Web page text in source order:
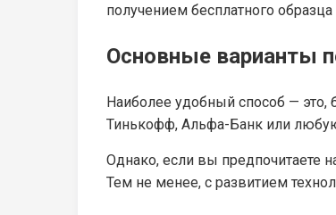
получением бесплатного
Основные варианты
Наиболее удобный способ — это,
Тинькофф, Альфа-Банк или любую
Однако, если вы предпочитаете
Тем не менее, с развитием